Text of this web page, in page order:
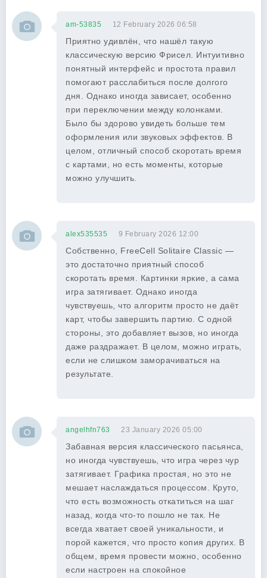
am-53835 12 February 2026 06:58
Приятно удивлён, что нашёл такую
классическую версию Фрисел. Интуитивно
понятный интерфейс и простота правил
помогают расслабиться после долгого
дня. Однако иногда зависает, особенно
при переключении между колонками.
Было бы здорово увидеть больше тем
оформления или звуковых эффектов. В
целом, отличный способ скоротать время
с картами, но есть моменты, которые
можно улучшить.
alex535535 9 February 2026 12:00
Собственно, FreeCell Solitaire Classic —
это достаточно приятный способ
скоротать время. Картинки яркие, а сама
игра затягивает. Однако иногда
чувствуешь, что алгоритм просто не даёт
карт, чтобы завершить партию. С одной
стороны, это добавляет вызов, но иногда
даже раздражает. В целом, можно играть,
если не слишком заморачиваться на
результате.
angelhfn763 23 January 2026 05:00
Забавная версия классического пасьянса,
но иногда чувствуешь, что игра через чур
затягивает. Графика простая, но это не
мешает наслаждаться процессом. Круто,
что есть возможность откатиться на шаг
назад, когда что-то пошло не так. Не
всегда хватает своей уникальности, и
порой кажется, что просто копия других. В
общем, время провести можно, особенно
если настроен на спокойное